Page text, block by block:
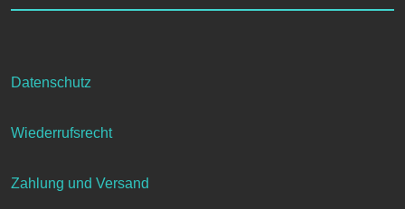
Datenschutz
Wiederrufsrecht
Zahlung und Versand